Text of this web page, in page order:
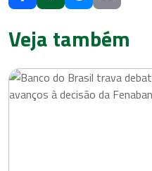
Veja também